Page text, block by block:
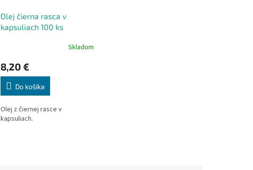
Olej čierna rasca v
kapsuliach 100 ks
Skladom
8,20 €
Do košíka
Olej z čiernej rasce v
kapsuliach.